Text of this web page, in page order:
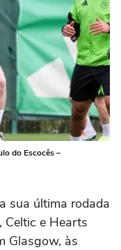
do Escocês –
sua última rodada
Celtic e Hearts
Glasgow, às